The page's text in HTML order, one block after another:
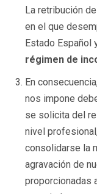
La retribución
en el que
Estado Español
régimen de
En
nos impone
se solicita del
nivel
consolidarse la
agravación de
proporcionadas